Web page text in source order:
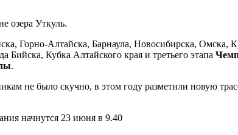
озера Уткуль.
Горно-Алтайска, Барнаула, Новосибирска, Омска,
Кубка Алтайского края и третьего этапа
.
не было скучно, в этом году разметили новую
начнутся 23 июня в 9.40